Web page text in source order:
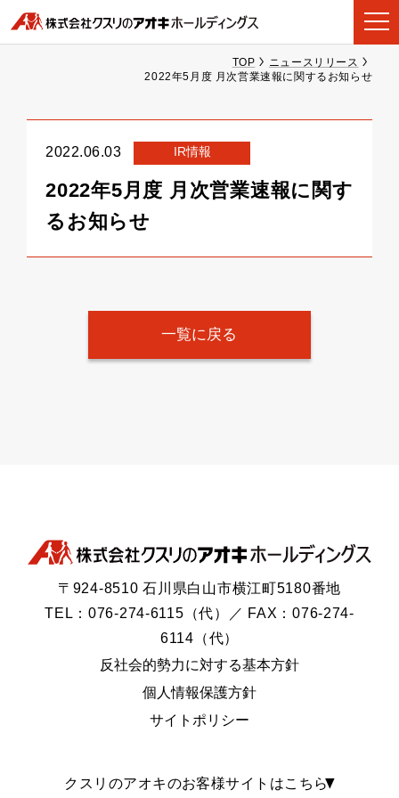
TOP
ニュースリリース
2022年5月度 月次営業速報に関するお知らせ
2022.06.03 IR情報
2022年5月度 月次営業速報に関す
るお知らせ
一覧に戻る
〒924-8510 石川県白山市横江町5180番地
TEL：076-274-6115（代）／ FAX：076-274-
6114（代）
反社会的勢力に対する基本方針
個人情報保護方針
サイトポリシー
クスリのアオキのお客様サイトはこちら